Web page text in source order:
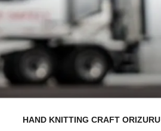
HAND KNITTING CRAFT ORIZURU